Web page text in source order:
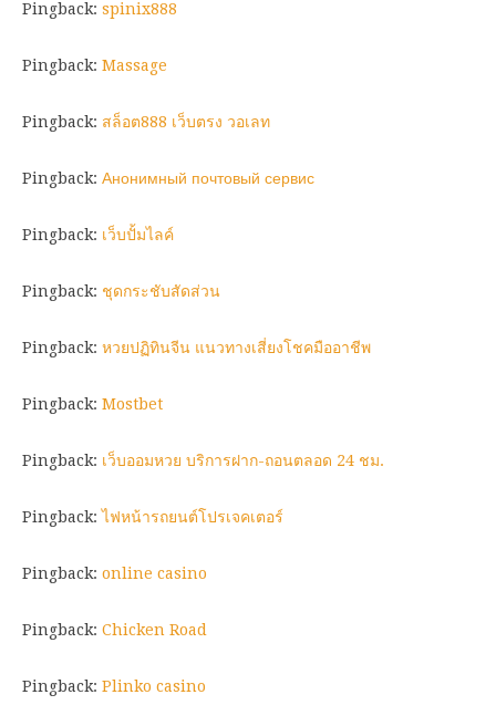
Pingback: spinix888
Pingback: Massage
Pingback: สล็อต888 เว็บตรง วอเลท
Pingback: Анонимный почтовый сервис
Pingback: เว็บปั้มไลค์
Pingback: ชุดกระชับสัดส่วน
Pingback: หวยปฏิทินจีน แนวทางเสี่ยงโชคมืออาชีพ
Pingback: Mostbet
Pingback: เว็บออมหวย บริการฝาก-ถอนตลอด 24 ชม.
Pingback:ไฟหน้ารถยนต์โปรเจคเตอร์
Pingback: online casino
Pingback: Chicken Road
Pingback: Plinko casino